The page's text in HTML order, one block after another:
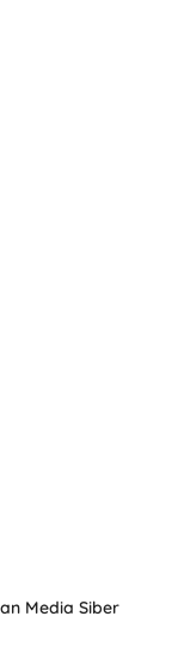
Media Siber